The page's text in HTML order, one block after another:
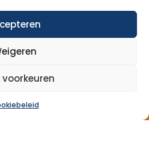
voorkeuren
nieuwsbrief